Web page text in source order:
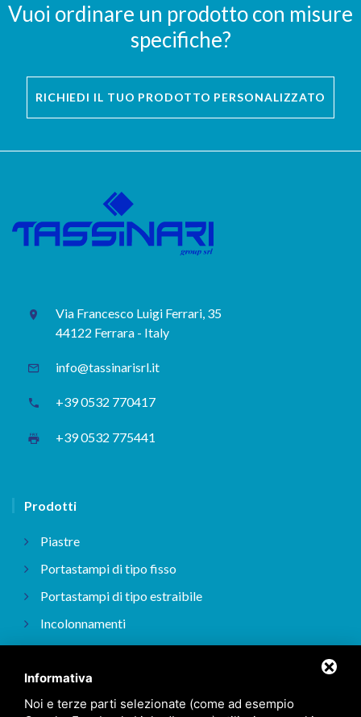
Vuoi ordinare un prodotto con misure
specifiche?
RICHIEDI IL TUO PRODOTTO PERSONALIZZATO
Via Francesco Luigi Ferrari, 35
44122 Ferrara - Italy
info@tassinarisrl.it
+39 0532 770417
+39 0532 775441
Prodotti
Piastre
Portastampi di tipo fisso
Portastampi di tipo estraibile
Incolonnamenti
Informativa
Noi e terze parti selezionate (come ad esempio